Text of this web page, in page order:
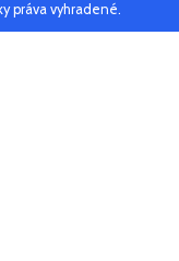
práva vyhradené.